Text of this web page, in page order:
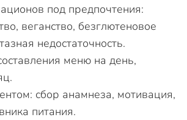
под предпочтения:
веганство, безглютеновое
недостаточность.
меню на день,
сбор анамнеза, мотивация,
питания.